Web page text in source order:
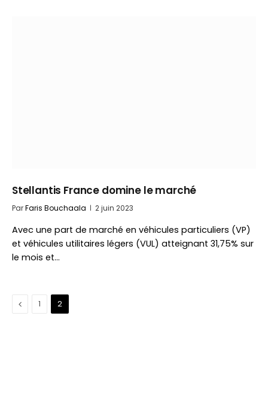
Stellantis France domine le marché
ParFaris Bouchaala 2 juin 2023
Avec une part de marché en véhicules particuliers (VP)
et véhicules utilitaires légers (VUL) atteignant 31,75% sur
le mois et…
Précédent
1 2